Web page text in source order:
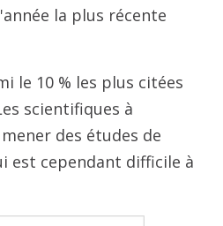
la plus récente
le 10 % les plus citées
scientifiques à
des études de
est cependant difficile à